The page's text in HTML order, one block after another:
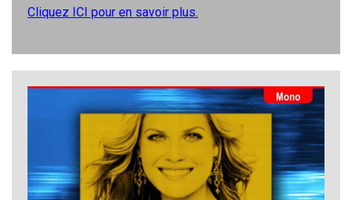
Cliquez ICI pour en savoir plus.